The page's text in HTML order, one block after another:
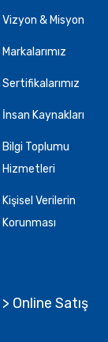
Vizyon & Misyon
Markalarımız
Sertifikalarımız
İnsan Kaynakları
Bilgi Toplumu
Hizmetleri
Kişisel Verilerin
Korunması
> Online Satış